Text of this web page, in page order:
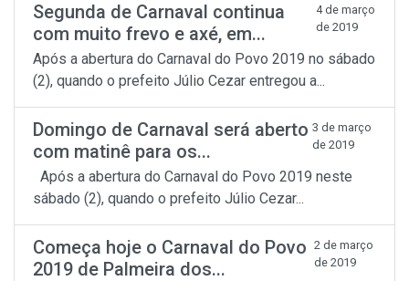
Segunda de Carnaval continua
com muito frevo e axé, em...
4 de março
de 2019
Após a abertura do Carnaval do Povo 2019 no sábado
(2), quando o prefeito Júlio Cezar entregou a...
Domingo de Carnaval será aberto
com matinê para os...
3 de março
de 2019
Após a abertura do Carnaval do Povo 2019 neste
sábado (2), quando o prefeito Júlio Cezar...
Começa hoje o Carnaval do Povo
2019 de Palmeira dos...
2 de março
de 2019